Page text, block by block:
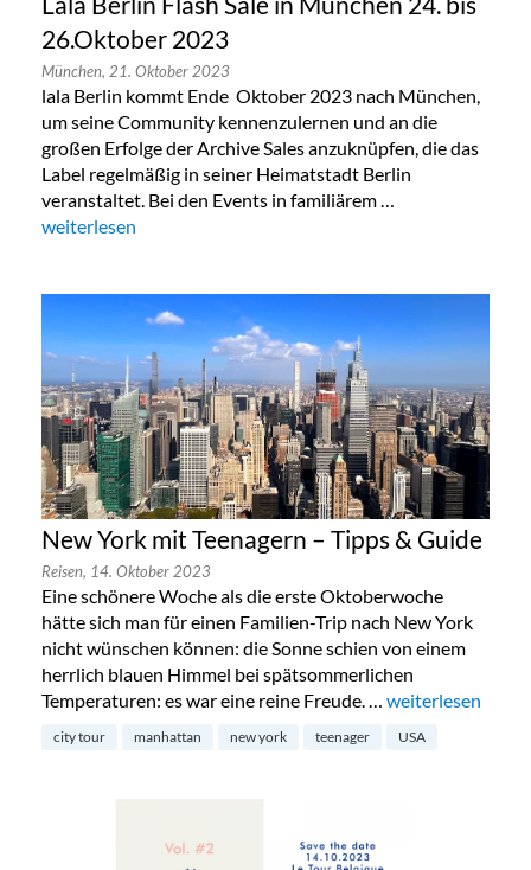
26.Oktober 2023
München, 21. Oktober 2023
lala Berlin kommt Ende Oktober 2023 nach München,
um seine Community kennenzulernen und an die
großen Erfolge der Archive Sales anzuknüpfen, die das
Label regelmäßig in seiner Heimatstadt Berlin
veranstaltet. Bei den Events in familiärem …
„Lala Berlin Flash Sale in München 24. bis 26.Oktober 2023“
weiterlesen
New York mit Teenagern – Tipps & Guide
Reisen, 14. Oktober 2023
Eine schönere Woche als die erste Oktoberwoche
hätte sich man für einen Familien-Trip nach New York
nicht wünschen können: die Sonne schien von einem
herrlich blauen Himmel bei spätsommerlichen
Temperaturen: es war eine reine Freude. … „New York mit
weiterlesen
city tour manhattan new york teenager USA